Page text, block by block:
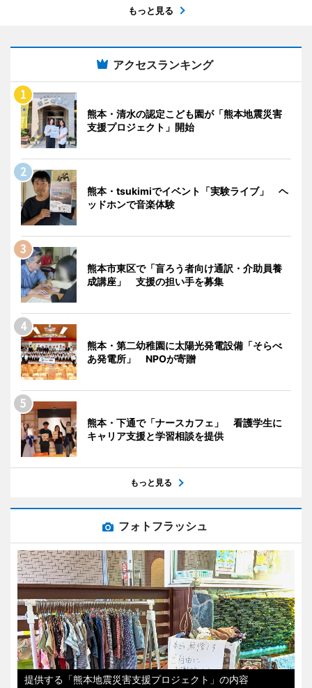
もっと見る
アクセスランキング
熊本・清水の認定こども園が「熊本地震災害
支援プロジェクト」開始
熊本・tsukimiでイベント「実験ライブ」 ヘ
ッドホンで音楽体験
熊本市東区で「盲ろう者向け通訳・介助員養
成講座」 支援の担い手を募集
熊本・第二幼稚園に太陽光発電設備「そらべ
あ発電所」 NPOが寄贈
熊本・下通で「ナースカフェ」 看護学生に
キャリア支援と学習相談を提供
もっと見る
フォトフラッシュ
提供する「熊本地震災害支援プロジェクト」の内容